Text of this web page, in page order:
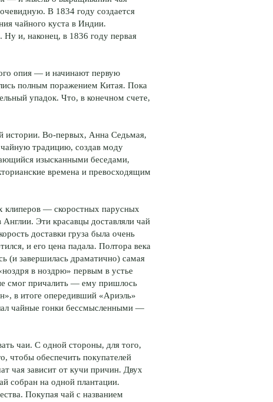
В 1834 году создается
чайного куста в Индии.
и, наконец, в 1836 году первая
опия — и начинают первую
полным поражением Китая. Пока
упадок. Что, в конечном счете,
истории. Во-первых, Анна Седьмая,
традицию, создав моду
изысканными беседами,
времена и превосходящим
клиперов — скоростных парусных
Эти красавцы доставляли чай
доставки груза была очень
и его цена падала. Полтора века
(и завершилась драматично) самая
в ноздрю» первым в устье
смог причалить — ему пришлось
в итоге опередивший «Ариэль»
чайные гонки бессмысленными —
чаи. С одной стороны, для того,
чтобы обеспечить покупателей
чая зависит от кучи причин. Двух
собран на одной плантации.
Покупая чай с названием